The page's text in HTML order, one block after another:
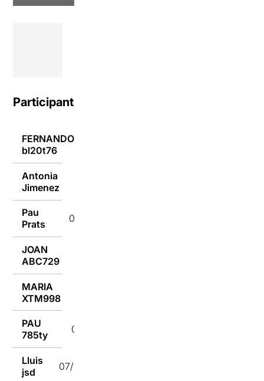
Participants
FERNANDO
bl20t76
Antonia
Jimenez
Pau
Prats
07/04/2022
JOAN
ABC729
MARIA
XTM998
PAU
785ty
07/04/2022
Lluis
jsd
07/04/2022